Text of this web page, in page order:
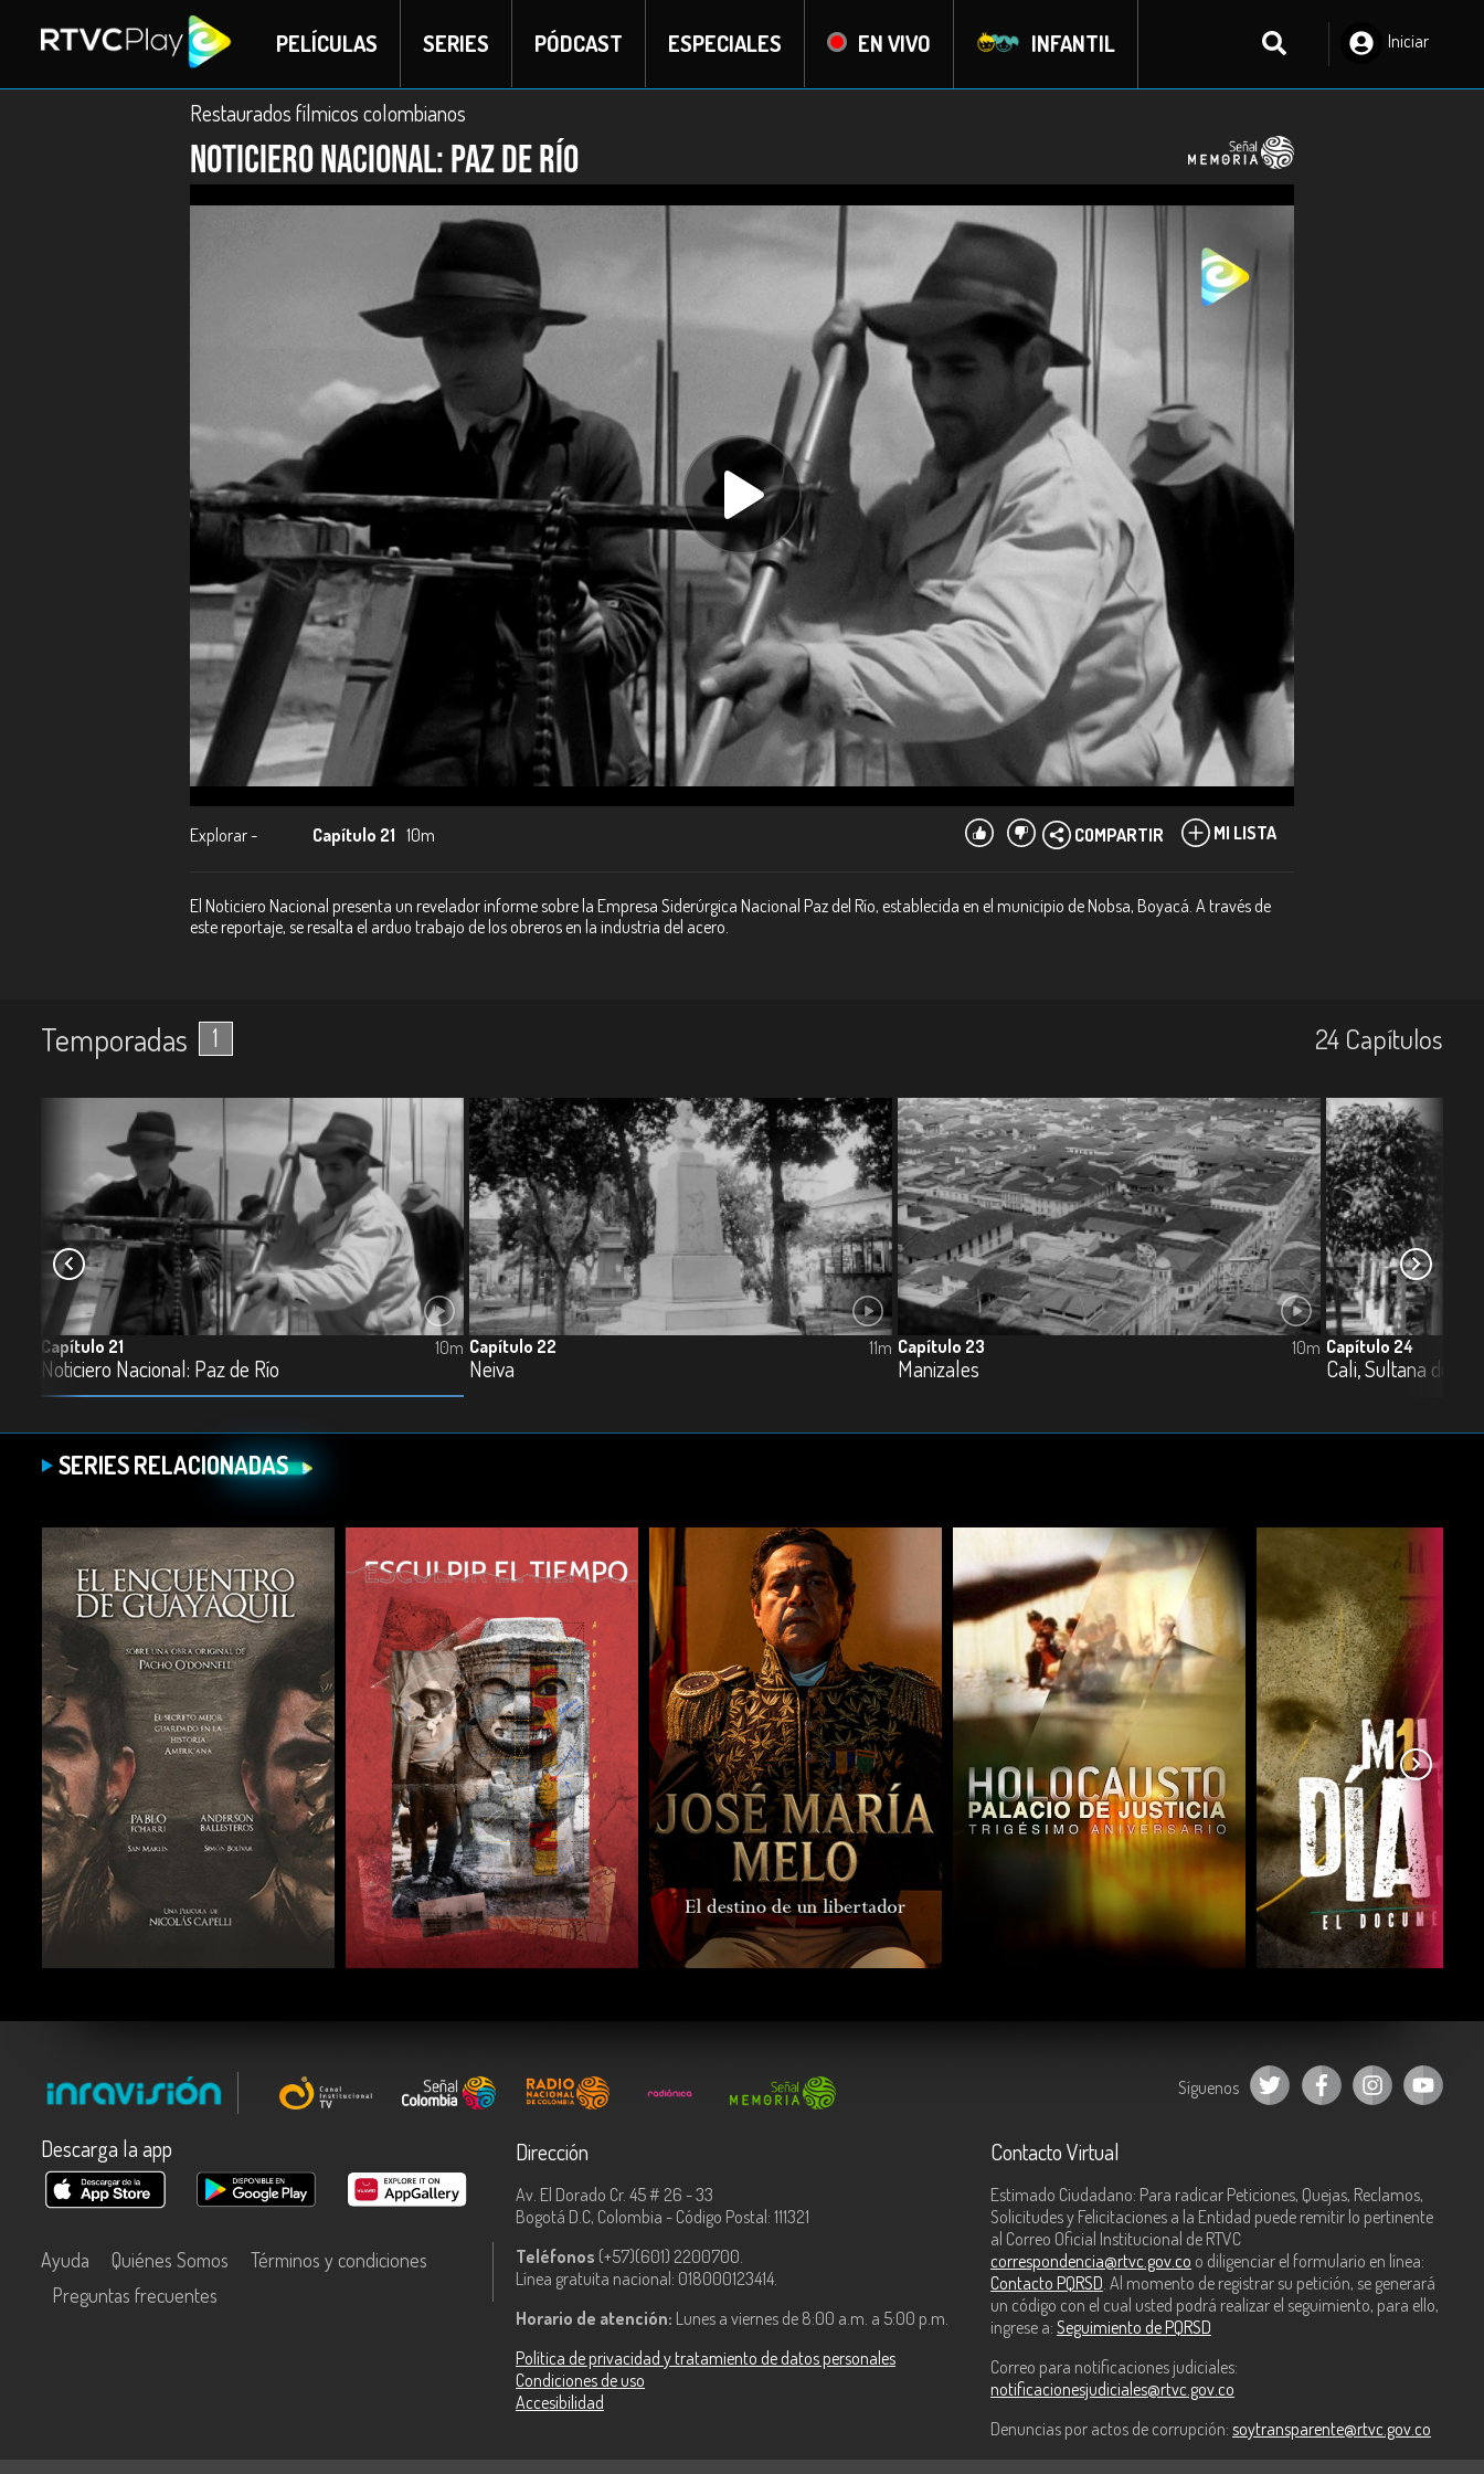
PELÍCULAS SERIES PÓDCAST ESPECIALES EN VIVO INFANTIL
Iniciar
Restaurados fílmicos colombianos
Noticiero Nacional: Paz de Río
Explorar - Capítulo 21 10m MI LISTA
COMPARTIR
El Noticiero Nacional presenta un revelador informe sobre la Empresa Siderúrgica Nacional Paz del Río, establecida en el municipio de Nobsa, Boyacá. A través de
este reportaje, se resalta el arduo trabajo de los obreros en la industria del acero.
Temporadas 1 24 Capí­tulos
Capítulo 21
Noticiero Nacional: Paz de Río
10m Capítulo 22
Neiva
11m Capítulo 23
Manizales
10m Capítulo 24
Cali, Sultana del
SERIES RELACIONADAS
COMPARTIR COMPARTIR COMPARTIR COMPARTIR
Síguenos
Descarga la app
Ayuda Quiénes Somos
Términos y condiciones
Preguntas frecuentes
Dirección
Av. El Dorado Cr. 45 # 26 - 33
Bogotá D.C, Colombia - Código Postal: 111321
Teléfonos (+57)(601) 2200700.
Línea gratuita nacional: 018000123414.
Horario de atención: Lunes a viernes de 8:00 a.m. a 5:00 p.m.
Política de privacidad y tratamiento de datos personales
Condiciones de uso
Accesibilidad
Contacto Virtual
Estimado Ciudadano: Para radicar Peticiones, Quejas, Reclamos,
Solicitudes y Felicitaciones a la Entidad puede remitir lo pertinente
al Correo Oficial Institucional de RTVC
correspondencia@rtvc.gov.co o diligenciar el formulario en línea:
Contacto PQRSD . Al momento de registrar su petición, se generará
un código con el cual usted podrá realizar el seguimiento, para ello,
ingrese a: Seguimiento de PQRSD
Correo para notificaciones judiciales:
notificacionesjudiciales@rtvc.gov.co
Denuncias por actos de corrupción: soytransparente@rtvc.gov.co